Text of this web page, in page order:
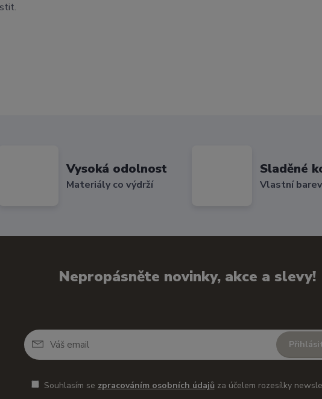
Vysoká odolnost
Materiály co výdrží
Sladěné
Vlastní
Nepropásněte novinky, akce a slevy!
Souhlasím se zpracováním osobních údajů za účelem rozesílky